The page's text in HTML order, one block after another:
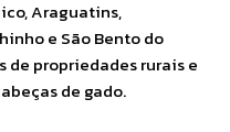
Araguatins,
e São Bento do
de propriedades rurais e
de gado.